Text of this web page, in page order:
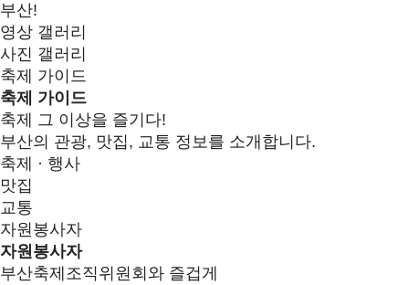
부산!
영상 갤러리
사진 갤러리
축제 가이드
축제 가이드
축제 그 이상을 즐기다!
부산의 관광, 맛집, 교통 정보를 소개합니다.
축제 · 행사
맛집
교통
자원봉사자
자원봉사자
부산축제조직위원회와 즐겁게